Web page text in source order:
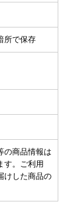
所で保存
の商品情報は
す。ご利用
けした商品の